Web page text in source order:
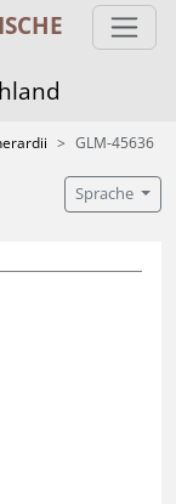
GLM-45636
Sprache